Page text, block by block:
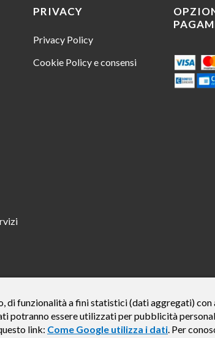
PRIVACY
Privacy Policy
Cookie Policy e consensi
valida dal 07/07/2026 al 15/01/2027 come da esempio
Importo totale dovuto dal Consumatore € 920. Decorrenza
funzionalità a fini statistici (dati aggregati)
essere utilizzati per pubblicità
link: Come Google utilizza i dati. Per